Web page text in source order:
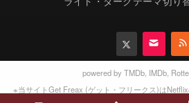
powered by TMDb, IMDb,
※当サイトGet Freax (ゲット・フリークス)はNetflix